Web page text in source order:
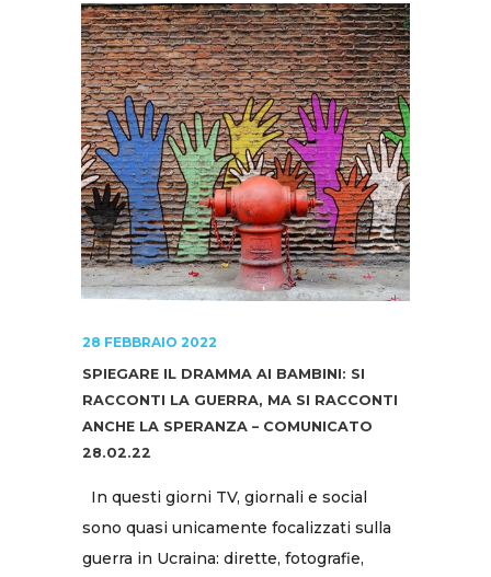
28 FEBBRAIO 2022
SPIEGARE IL DRAMMA AI BAMBINI: SI
RACCONTI LA GUERRA, MA SI RACCONTI
ANCHE LA SPERANZA – COMUNICATO
28.02.22
In questi giorni TV, giornali e social
sono quasi unicamente focalizzati sulla
guerra in Ucraina: dirette, fotografie,